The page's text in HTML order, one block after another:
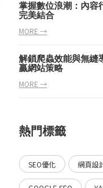
掌握數位浪潮：內容
完美結合
MORE →
解鎖爬蟲效能與無縫
贏網站策略
MORE →
熱門標籤
SEO優化 網頁設